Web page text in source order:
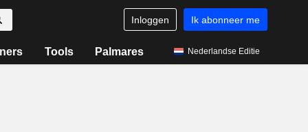
Inloggen Ik abonneer me
Tools Palmares Nederlandse Editie